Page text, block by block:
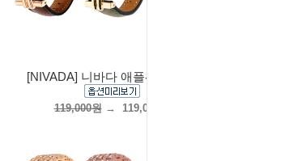
[NIVADA] 니바다 애플워치 스트
119,000원→ 119,000원